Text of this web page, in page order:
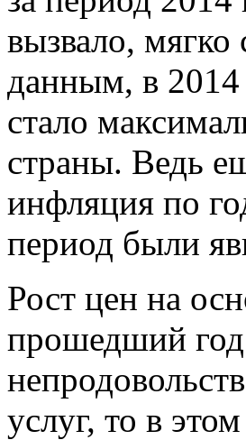
вызвало, мягко
данным, в 2014
стало
страны. Ведь
инфляция по
период были
Рост цен на
прошедший год
услуг, то в